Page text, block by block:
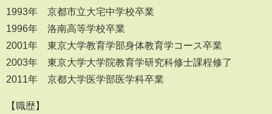
1993年 京都市立大宅中学校卒業
1996年 洛南高等学校卒業
2001年 東京大学教育学部身体教育学コース卒業
2003年 東京大学大学院教育学研究科修士課程修了
2011年 京都大学医学部医学科卒業
【職歴】